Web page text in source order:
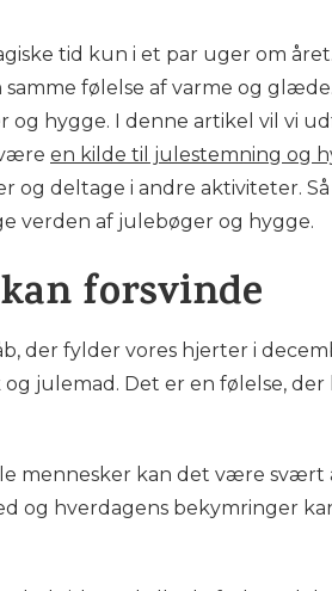
tid kun i et par uger om
følelse af varme og
hygge. I denne artikel vil vi
en kilde til julestemning og
og deltage i andre aktiviteter.
verden af julebøger og hygge.
forsvinde
der fylder vores hjerter i
julemad. Det er en følelse, der
mennesker kan det være svært
og hverdagens bekymringer